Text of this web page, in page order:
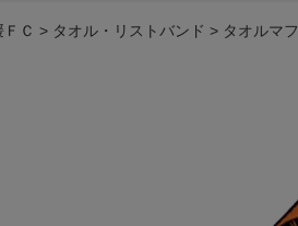
Ｃ タオル・リストバンド タオルマ